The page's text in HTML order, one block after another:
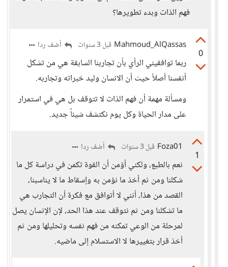
فهم الذات وبدء تطويرها؟
0
Mahmoud_AlQassas قبل 3 سنوات أضف ردا
ربما توافقيني الرأي بأن تجاربنا السابقة هي من تشكل
أنفسنا أصلاً حيث أن الانسان وليد خبراته وتجاربه.
ومسألة مهمة أن فهم الذات لا تتوقف بل هي في استمرار
على مدار الحياة وكل يوم نكتشف شيئاً جديد.
1
Foza01 قبل 3 سنوات أضف ردا
نعم بالطبع، ولكني أؤمن أن القوة تكمن في دراسة كل ما
شكلنا ومن ثم أخذ ما نؤمن به وإسقاط ما لا يناسبنا،
القصد من هذا، أنني لا أتوافق مع فكرة أن التجارب هي
ما تشكلنا ومن ثم نتوقف عند هذا الحد، لإن الإنسان يصل
لمرحلة من الوعي تمكنه من فهم نفسه وتحليلها ومن ثم
أخذ قرار بتغييرها لا الاستسلام إلى ماضيه.